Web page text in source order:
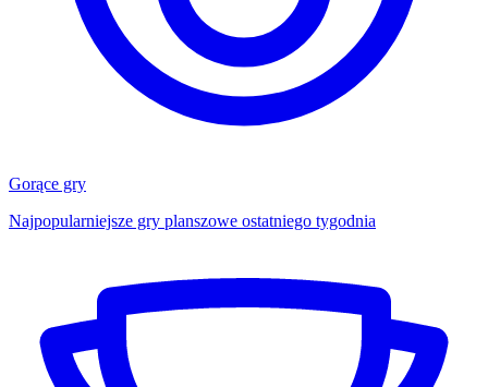
Gorące gry
Najpopularniejsze gry planszowe ostatniego tygodnia